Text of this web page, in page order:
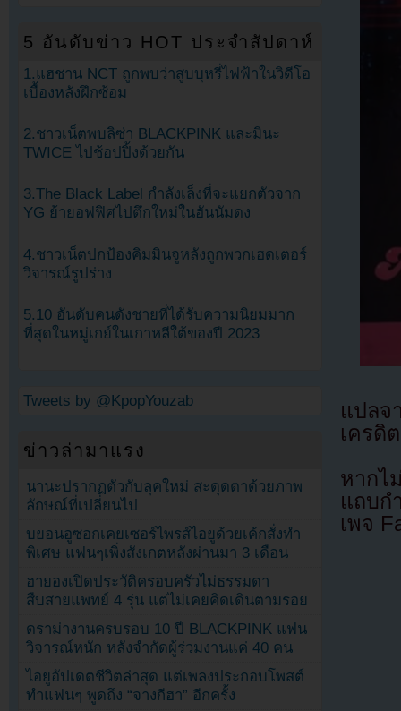
แปล
เครดิ
หากไ
แถบก
เพจ
5 อันดับข่าว HOT ประจำสัปดาห์
1.แฮชาน NCT ถูกพบว่าสูบบุหรี่ไฟฟ้าในวิดีโอ
เบื้องหลังฝึกซ้อม
2.ชาวเน็ตพบลิซ่า BLACKPINK และมินะ
TWICE ไปช้อปปิ้งด้วยกัน
3.The Black Label กำลังเล็งที่จะแยกตัวจาก
YG ย้ายอฟฟิศไปตึกใหม่ในฮันนัมดง
4.ชาวเน็ตปกป้องคิมมินจูหลังถูกพวกเฮดเตอร์
วิจารณ์รูปร่าง
5.10 อันดับคนดังชายที่ได้รับความนิยมมาก
ที่สุดในหมู่เกย์ในเกาหลีใต้ของปี 2023
Tweets by @KpopYouzab
ข่าวล่ามาแรง
นานะปรากฏตัวกับลุคใหม่ สะดุดตาด้วยภาพ
ลักษณ์ที่เปลี่ยนไป
บยอนอูซอกเคยเซอร์ไพรส์ไอยูด้วยเค้กสั่งทำ
พิเศษ แฟนๆเพิ่งสังเกตหลังผ่านมา 3 เดือน
ฮายองเปิดประวัติครอบครัวไม่ธรรมดา
สืบสายแพทย์ 4 รุ่น แต่ไม่เคยคิดเดินตามรอย
ดราม่างานครบรอบ 10 ปี BLACKPINK แฟน
วิจารณ์หนัก หลังจำกัดผู้ร่วมงานแค่ 40 คน
ไอยูอัปเดตชีวิตล่าสุด แต่เพลงประกอบโพสต์
ทำแฟนๆ พูดถึง “จางกีฮา” อีกครั้ง